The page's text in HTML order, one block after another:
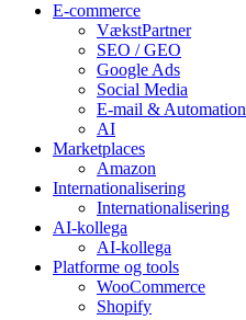
E-commerce
VækstPartner
SEO / GEO
Google Ads
Social Media
E-mail & Automation
AI
Marketplaces
Amazon
Internationalisering
Internationalisering
AI-kollega
AI-kollega
Platforme og tools
WooCommerce
Shopify